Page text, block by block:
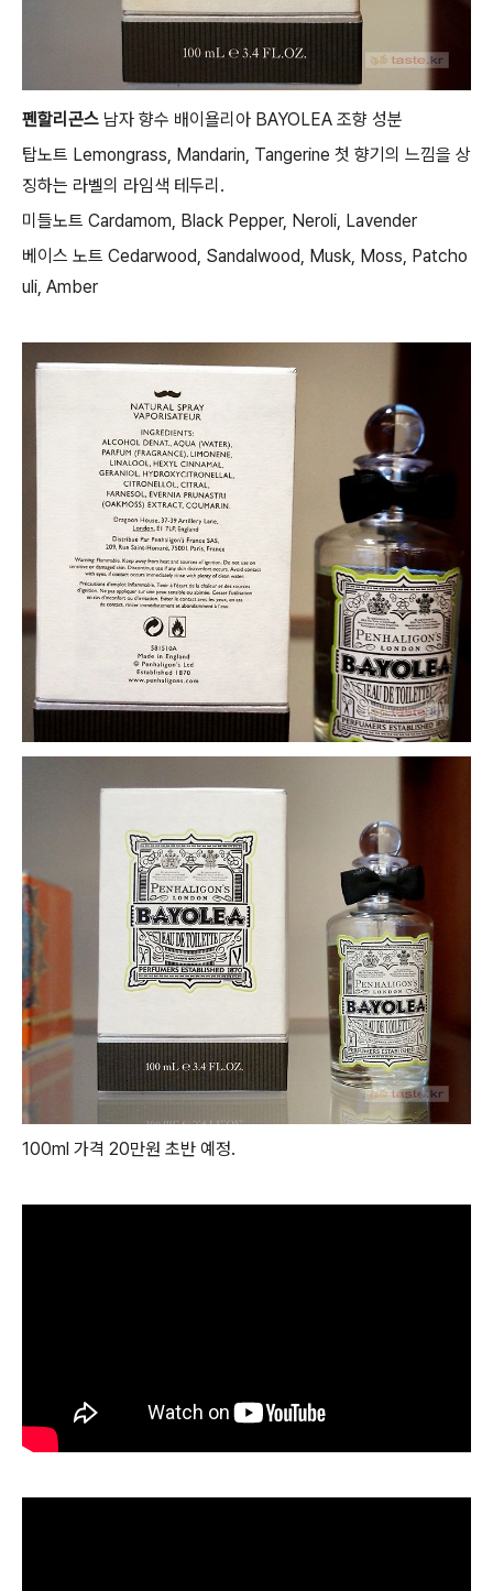
펜할리곤스 남자 향수 배이욜리아 BAYOLEA 조향 성분
탑노트 Lemongrass, Mandarin, Tangerine 첫 향기의 느낌을 상
징하는 라벨의 라임색 테두리.
미들노트 Cardamom, Black Pepper, Neroli, Lavender
베이스 노트 Cedarwood, Sandalwood, Musk, Moss, Patcho
uli, Amber
100ml 가격 20만원 초반 예정.